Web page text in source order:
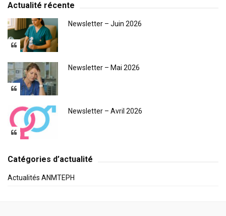
Actualité récente
Newsletter – Juin 2026
Newsletter – Mai 2026
Newsletter – Avril 2026
Catégories d’actualité
Actualités ANMTEPH